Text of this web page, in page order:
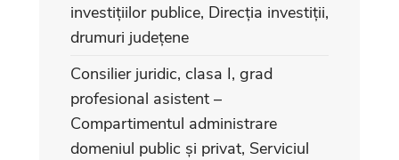
investițiilor publice, Direcția investiții,
drumuri județene
Consilier juridic, clasa I, grad
profesional asistent –
Compartimentul administrare
domeniul public și privat, Serviciul